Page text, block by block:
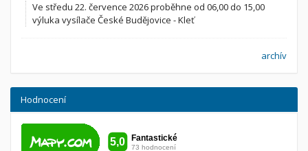
Ve středu 22. července 2026 proběhne od 06,00 do 15,00
výluka vysílače České Budějovice - Kleť
archív
Hodnocení